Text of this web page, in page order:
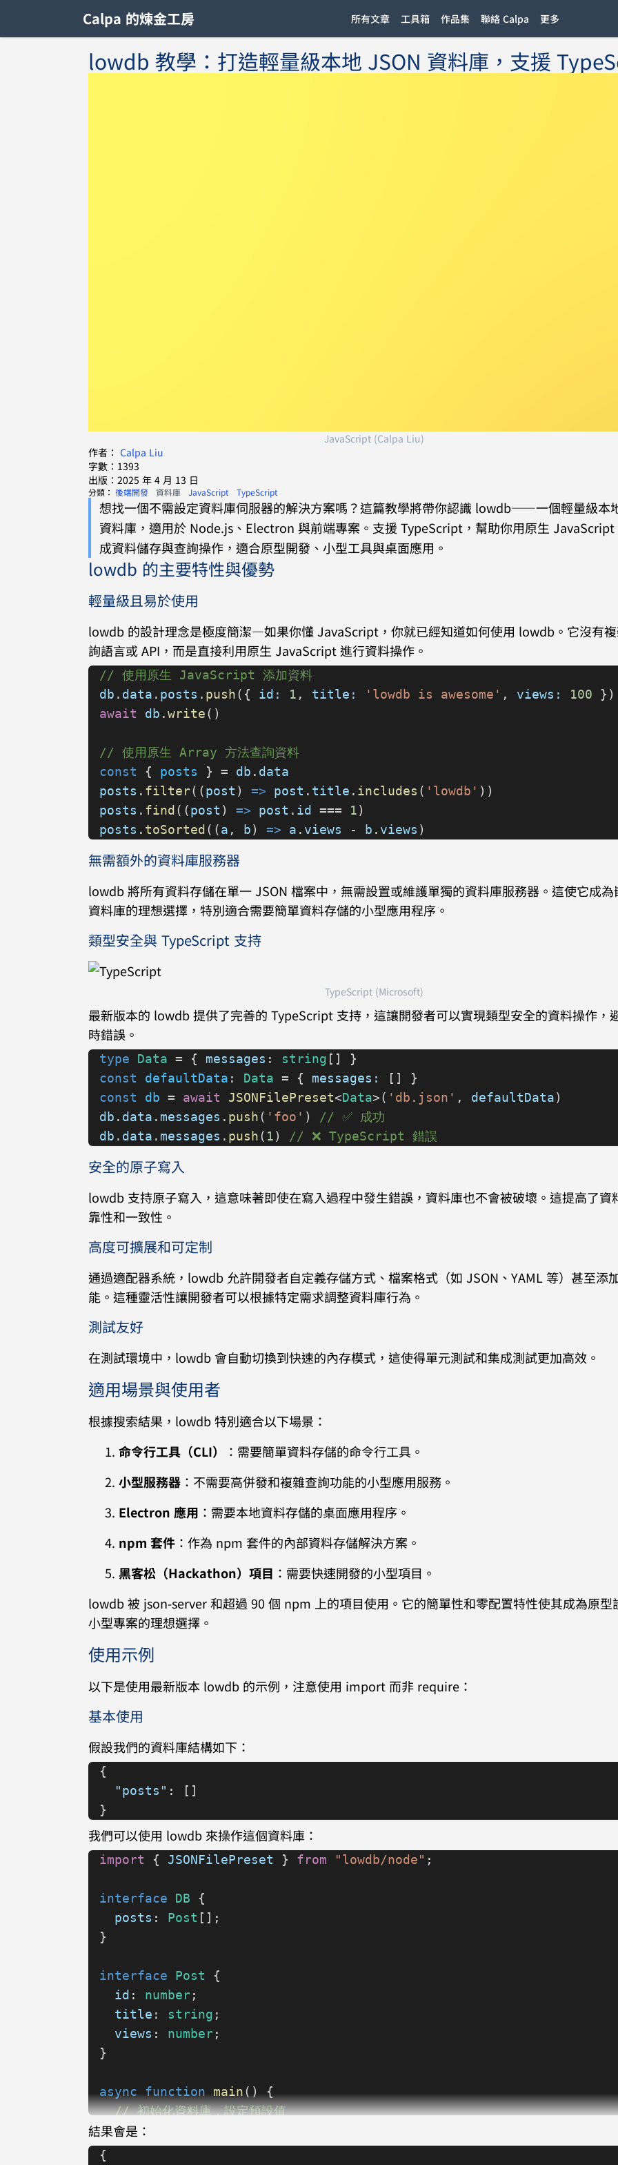
Calpa 的煉金工房 所有文章 工具箱 作品集 聯絡 Calpa 更多
lowdb 教學：打造輕量級本地 JSON 資料庫，支援
JavaScript (Calpa Liu)
作者： Calpa Liu
字數：1393
出版：2025 年 4 月 13 日
分類： 後端開發 資料庫 JavaScript TypeScript
想找一個不需設定資料庫伺服器的解決方案嗎？這篇教學將帶你認識 lowdb——一個輕量級本
資料庫，適用於 Node.js、Electron 與前端專案。支援 TypeScript，幫助你用原生 JavaScript
成資料儲存與查詢操作，適合原型開發、小型工具與桌面應用。
lowdb 的主要特性與優勢
輕量級且易於使用
lowdb 的設計理念是極度簡潔—如果你懂 JavaScript，你就已經知道如何使用 lowdb。它沒有
詢語言或 API，而是直接利用原生 JavaScript 進行資料操作。
// 使用原生 JavaScript 添加資料
db . data . posts . push({ id: 1 , title: 'lowdb is awesome' , views: 100 })
await db .write()
// 使用原生 Array 方法查詢資料
const { posts } = db . data
posts . filter((post ) => post . title . includes ( 'lowdb' ))
posts . find((post ) => post . id === 1)
posts . toSorted((a , b) => a . views - b . views )
無需額外的資料庫服務器
lowdb 將所有資料存儲在單一 JSON 檔案中，無需設置或維護單獨的資料庫服務器。這使它成為
資料庫的理想選擇，特別適合需要簡單資料存儲的小型應用程序。
類型安全與 TypeScript 支持
TypeScript (Microsoft)
最新版本的 lowdb 提供了完善的 TypeScript 支持，這讓開發者可以實現類型安全的資料操作，
時錯誤。
type Data = { messages : string [] }
const defaultData : Data = { messages:
[] }
const db = await JSONFilePreset<Data>( 'db.json' , defaultData)
db . data . messages . push( 'foo' ) // ✅ 成功
db . data . messages . push( 1) // ❌ TypeScript 錯誤
安全的原子寫入
lowdb 支持原子寫入，這意味著即使在寫入過程中發生錯誤，資料庫也不會被破壞。這提高了資
靠性和一致性。
高度可擴展和可定制
通過適配器系統，lowdb 允許開發者自定義存儲方式、檔案格式（如 JSON、YAML 等）甚至添
能。這種靈活性讓開發者可以根據特定需求調整資料庫行為。
測試友好
在測試環境中，lowdb 會自動切換到快速的內存模式，這使得單元測試和集成測試更加高效。
適用場景與使用者
根據搜索結果，lowdb 特別適合以下場景：
命令行工具（CLI）
：需要簡單資料存儲的命令行工具。
小型服務器 ：不需要高併發和複雜查詢功能的小型應用服務。
Electron 應用 ：需要本地資料存儲的桌面應用程序。
npm 套件 ：作為 npm 套件的內部資料存儲解決方案。
黑客松（Hackathon）項目 ：需要快速開發的小型項目。
lowdb 被 json-server 和超過 90 個 npm 上的項目使用。它的簡單性和零配置特性使其成為原型
小型專案的理想選擇。
使用示例
以下是使用最新版本 lowdb 的示例，注意使用 import 而非 require：
基本使用
假設我們的資料庫結構如下：
{
  "posts"
: []
}
我們可以使用 lowdb 來操作這個資料庫：
import { JSONFilePreset } from "lowdb/node" ;
interface DB {
  posts
: Post [];
}
interface Post {
  id
: number;
  title
: string ;
  views
: number;
}
async function main() {
  // 初始化資料庫，設定預設值
  const
結果會是：
{